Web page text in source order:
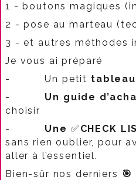
1 - boutons magiques
2 - pose au marteau
3 - et autres méthodes
Je vous ai préparé
-
Un petit
-
Un guide
choisir
-
Une ✅ CHECK
sans rien oublier, pour
aller à l’essentiel.
Bien-sûr nos derniers 🎯